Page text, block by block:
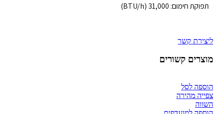
תפוקת חימום: 31,000 (BTU/h)
ליצירת קשר
מוצרים קשורים
הוספה לסל
צפייה מהירה
השווה